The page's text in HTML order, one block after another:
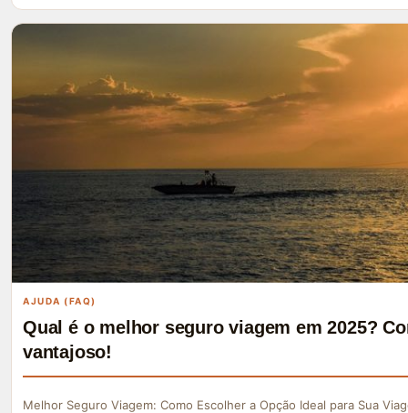
AJUDA (FAQ)
Qual é o melhor seguro viagem em 2025?
vantajoso!
Melhor Seguro Viagem: Como Escolher a Opção Ideal para Sua